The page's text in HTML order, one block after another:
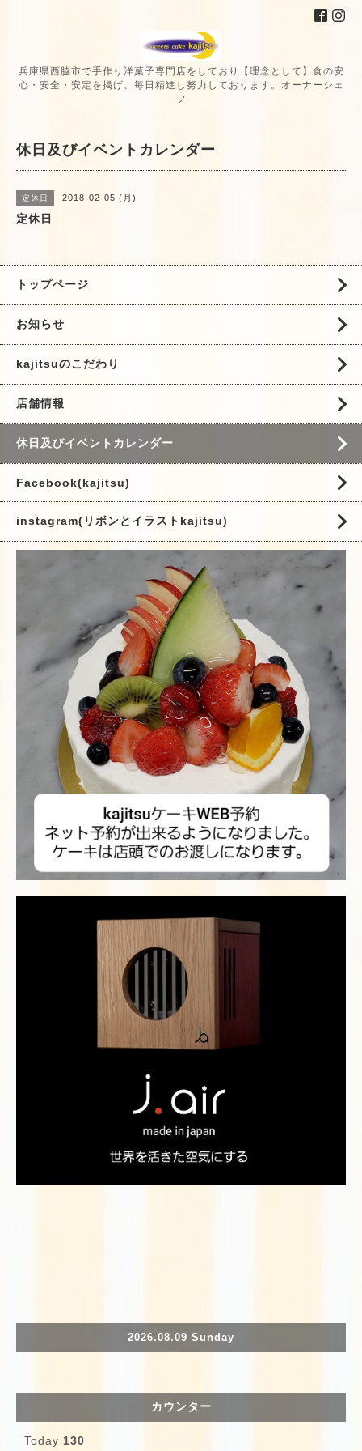
兵庫県西脇市で手作り洋菓子専門店をしており【理念として】食の安
心・安全・安定を掲げ、毎日精進し努力しております。オーナーシェ
フ
休日及びイベントカレンダー
定休日 2018-02-05 (月)
定休日
トップページ
お知らせ
kajitsuのこだわり
店舗情報
休日及びイベントカレンダー
Facebook(kajitsu)
instagram(リボンとイラストkajitsu)
2026.08.09 Sunday
カウンター
Today 130